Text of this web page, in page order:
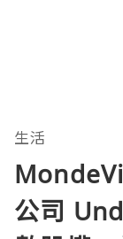
生活
公司